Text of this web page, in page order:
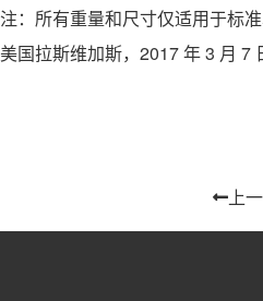
注：所有重量和尺寸仅适用于标
美国拉斯维加斯，2017 年 3 月 7
上